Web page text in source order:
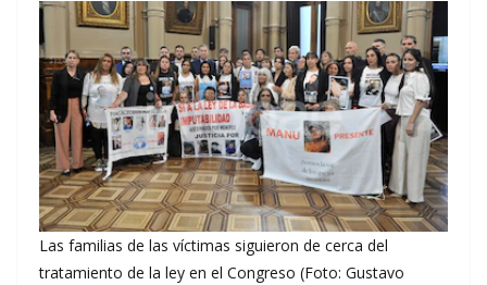
Las familias de las víctimas siguieron de cerca del
tratamiento de la ley en el Congreso (Foto: Gustavo